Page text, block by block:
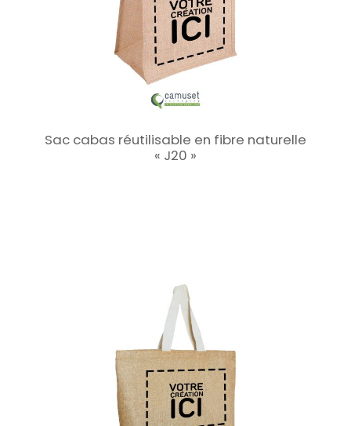
Sac cabas réutilisable en fibre naturelle
« J20 »